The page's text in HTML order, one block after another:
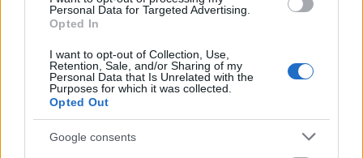
Personal Data for Targeted Advertising.
Opted In
I want to opt-out of Collection, Use,
Retention, Sale, and/or Sharing of my
Personal Data that Is Unrelated with the
Purposes for which it was collected.
Opted Out
Google consents